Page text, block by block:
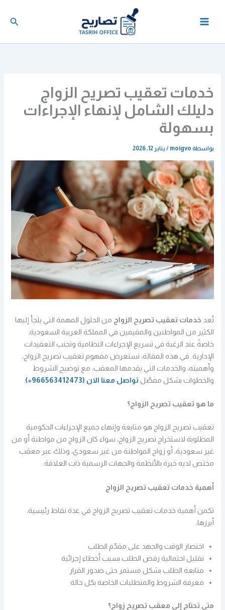
خدمات تعقيب تصريح الزواج
دليلك الشامل لإنهاء الإجراءات
بسهولة
بواسطة moigvo
/يناير 12, 2026
تُعد خدمات تعقيب تصريح الزواج من الحلول المهمة التي يلجأ إليها
الكثير من المواطنين والمقيمين في المملكة العربية السعودية،
خاصةً عند الرغبة في تسريع الإجراءات النظامية وتجنب التعقيدات
الإدارية. في هذه المقالة، نستعرض مفهوم تعقيب تصريح الزواج،
وأهميته، والخدمات التي يقدمها المعقب، مع توضيح الشروط
والخطوات بشكل مفصّل تواصل معنا الان (966563412473+)
ما هو تعقيب تصريح الزواج؟
تعقيب تصريح الزواج هو متابعة وإنهاء جميع الإجراءات الحكومية
المطلوبة لاستخراج تصريح الزواج، سواء كان الزواج من مواطنة أو من
غير سعودية، أو زواج المواطنة من غير سعودي، وذلك عبر معقب
مختص لديه خبرة بالأنظمة والجهات الرسمية ذات العلاقة.
أهمية خدمات تعقيب تصريح الزواج
تكمن أهمية خدمات تعقيب تصريح الزواج في عدة نقاط رئيسية،
أبرزها:
اختصار الوقت والجهد على مقدّم الطلب
تقليل احتمالية رفض الطلب بسبب أخطاء إجرائية
متابعة الطلب بشكل مستمر حتى صدور القرار
معرفة الشروط والمتطلبات الخاصة بكل حالة
متى تحتاج إلى معقب تصريح زواج؟